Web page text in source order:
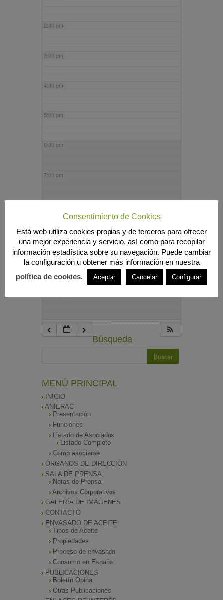
2:00 pm
3:00 pm
4:00 pm
5:00 pm
6:00 pm
7:00 pm
9:00 pm
10:00 pm
Búsqueda
MENÚ PRINCIPAL
INICIO
ANIERAC
Presentación
Funciones
Listado de Asociados
Listado Completo
Como asociarse
ÓRGANOS DE DIRECCIÓN
SALA DE PRENSA
Notas de Prensa
Archivos Corporativos
GALERÍA DE IMÁGENES
CONTACTO
ENVASADO DE ACEITE
Tipos de Aceite
Propiedades
Proceso de envasado
Consumo en España
PUBLICACIONES
Boletín Opina
Otras Publicaciones
Consentimiento de Cookies
Está web utiliza cookies propias y de terceros para ofrecer
una mejor experiencia y servicio, así como para recopilar
información estadística sobre su navegación. Puede cambiar
la configuración u obtener más información en nuestra
política de cookies.
Aceptar Cancelar Configurar